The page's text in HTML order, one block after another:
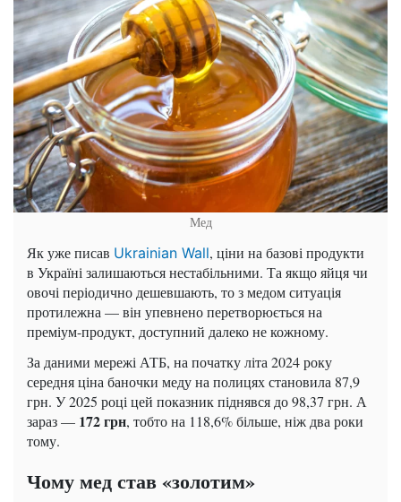
Мед
Як уже писав Ukrainian Wall, ціни на базові продукти
в Україні залишаються нестабільними. Та якщо яйця чи
овочі періодично дешевшають, то з медом ситуація
протилежна — він упевнено перетворюється на
преміум-продукт, доступний далеко не кожному.
За даними мережі АТБ, на початку літа 2024 року
середня ціна баночки меду на полицях становила 87,9
грн. У 2025 році цей показник піднявся до 98,37 грн. А
зараз — 172 грн, тобто на 118,6% більше, ніж два роки
тому.
Чому мед став «золотим»